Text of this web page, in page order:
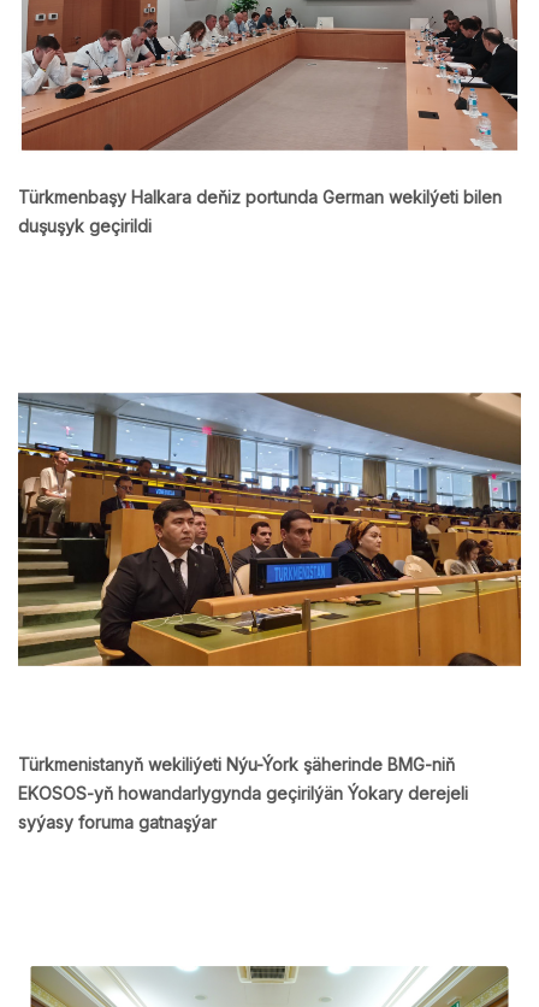
Türkmenbaşy Halkara deňiz portunda German wekilýeti bilen
duşuşyk geçirildi
Türkmenistanyň wekiliýeti Nýu-Ýork şäherinde BMG-niň
EKOSOS-yň howandarlygynda geçirilýän Ýokary derejeli
syýasy foruma gatnaşýar